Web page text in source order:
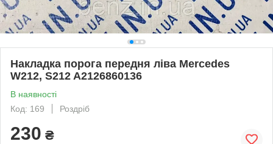
Накладка порога передня ліва Mercedes
W212, S212 A2126860136
В наявності
Код: 169
Роздріб
230 ₴